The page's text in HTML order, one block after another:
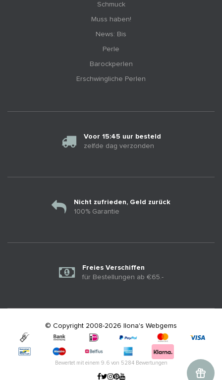
Schmuck
Muss haben!
News: Bis
Perle
Barockperlen
Erschwingliche Perlen
Voor 15:45 uur besteld
zelfde dag verzonden
Nicht zufrieden, Geld zurück
100% Garantie
Freies Verschiffen
für Bestellungen ab €65.-
© Copyright 2008-2026 Ilona's Webgems
Bewertet mit einem 9.6von 5284Bewertungen